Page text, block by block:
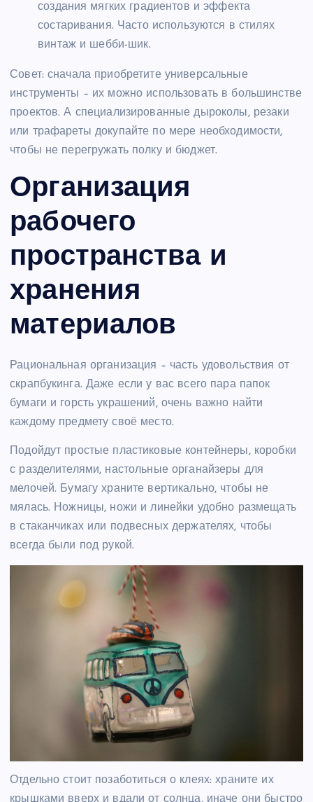
создания мягких градиентов и эффекта
состаривания. Часто используются в стилях
винтаж и шебби-шик.
Совет: сначала приобретите универсальные
инструменты – их можно использовать в большинстве
проектов. А специализированные дыроколы, резаки
или трафареты докупайте по мере необходимости,
чтобы не перегружать полку и бюджет.
Организация
рабочего
пространства и
хранения
материалов
Рациональная организация – часть удовольствия от
скрапбукинга. Даже если у вас всего пара папок
бумаги и горсть украшений, очень важно найти
каждому предмету своё место.
Подойдут простые пластиковые контейнеры, коробки
с разделителями, настольные органайзеры для
мелочей. Бумагу храните вертикально, чтобы не
мялась. Ножницы, ножи и линейки удобно размещать
в стаканчиках или подвесных держателях, чтобы
всегда были под рукой.
Отдельно стоит позаботиться о клеях: храните их
крышками вверх и вдали от солнца, иначе они быстро